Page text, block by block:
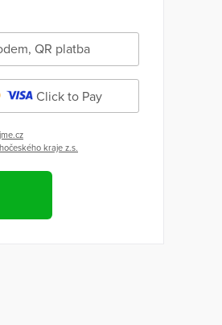
QR platba
Click to Pay
kraje z.s.